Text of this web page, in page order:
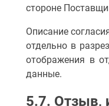
стороне
Описание
отдельно в
отображения в
данные.
5.7. Отзыв,